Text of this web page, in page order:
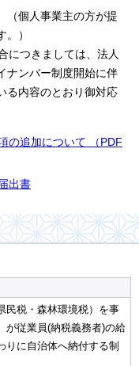
（個人事業主の方が提
）
につきましては、法人
ナンバー制度開始に伴
る内容のとおり御対応
の追加について （PDF
出書
民税・森林環境税）を事
が従業員(納税義務者)の給
りに自治体へ納付する制